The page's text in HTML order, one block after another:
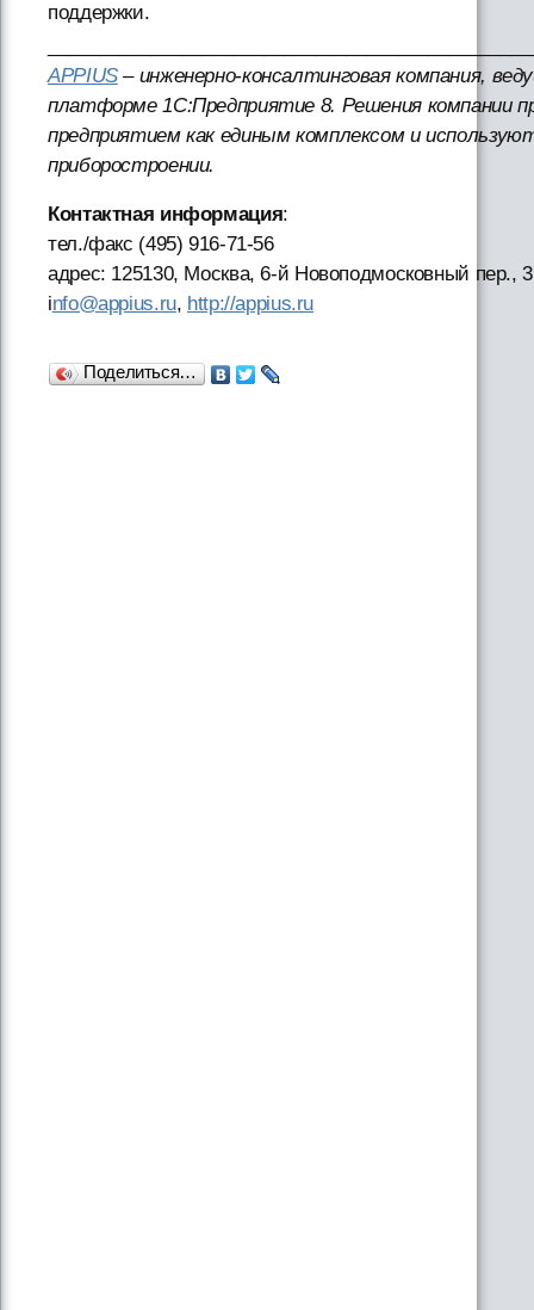
поддержки.
APPIUS– инженерно-консалтинговая компания,
платформе 1С:Предприятие 8. Решения компании
предприятием как единым комплексом и
приборостроении.
Контактная информация:
тел./факс (495) 916-71-56
адрес: 125130, Москва, 6-й Новоподмосковный пер., 3
info@appius.ru, http://appius.ru
Поделиться…